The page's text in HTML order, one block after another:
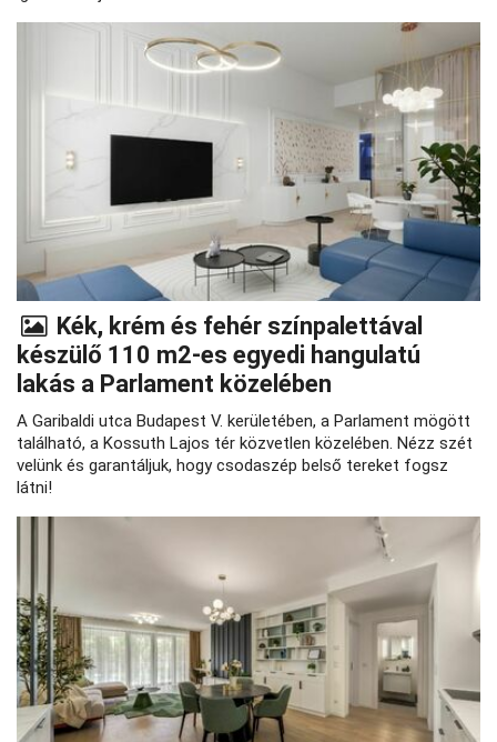
Kék, krém és fehér színpalettával
készülő 110 m2-es egyedi hangulatú
lakás a Parlament közelében
A Garibaldi utca Budapest V. kerületében, a Parlament mögött
található, a Kossuth Lajos tér közvetlen közelében. Nézz szét
velünk és garantáljuk, hogy csodaszép belső tereket fogsz
látni!